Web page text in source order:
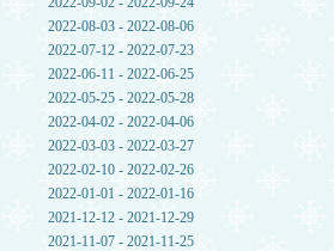
2022-08-03 - 2022-08-06
2022-07-12 - 2022-07-23
2022-06-11 - 2022-06-25
2022-05-25 - 2022-05-28
2022-04-02 - 2022-04-06
2022-03-03 - 2022-03-27
2022-02-10 - 2022-02-26
2022-01-01 - 2022-01-16
2021-12-12 - 2021-12-29
2021-11-07 - 2021-11-25